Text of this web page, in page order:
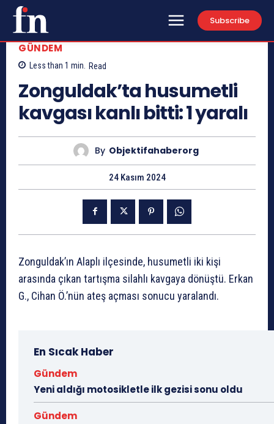
Subscribe
GÜNDEM
Less than 1 min. Read
Zonguldak’ta husumetli
kavgası kanlı bitti: 1 yaralı
By Objektifahaberorg
24 Kasım 2024
Zonguldak’ın Alaplı ilçesinde, husumetli iki kişi
arasında çıkan tartışma silahlı kavgaya dönüştü. Erkan
G., Cihan Ö.’nün ateş açması sonucu yaralandı.
En Sıcak Haber
Gündem
Yeni aldığı motosikletle ilk gezisi sonu oldu
Gündem